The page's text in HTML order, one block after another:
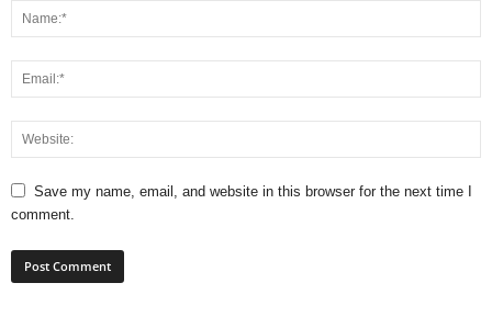
Save my name, email, and website in this browser for the next time I
comment.